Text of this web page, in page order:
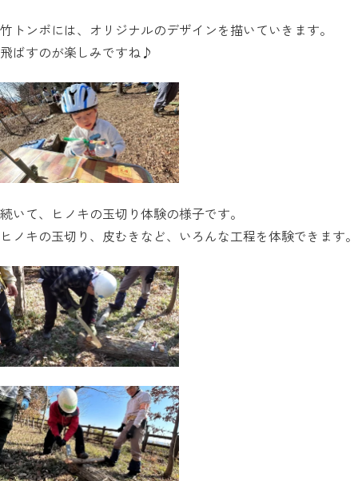
竹トンボには、オリジナルのデザインを描いていきます。
飛ばすのが楽しみですね♪
続いて、ヒノキの玉切り体験の様子です。
ヒノキの玉切り、皮むきなど、いろんな工程を体験できます。